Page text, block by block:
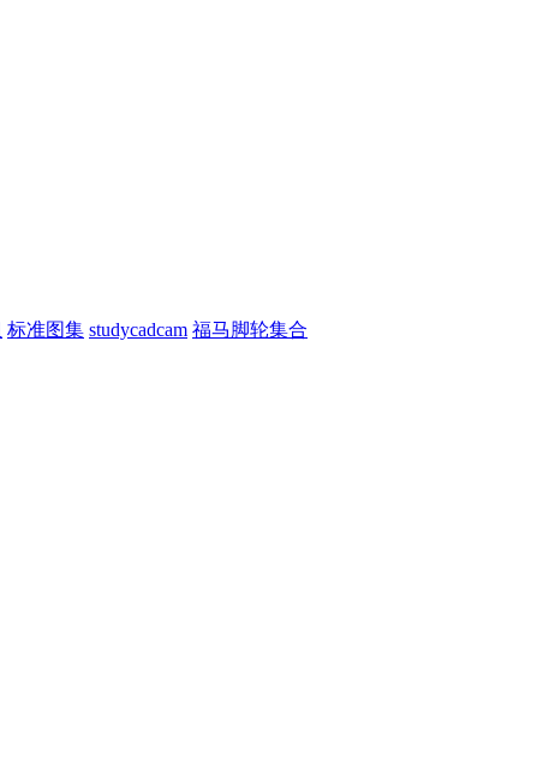
标准图集 studycadcam 福马脚轮集合